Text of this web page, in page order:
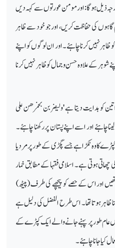
ذیل ہوگا: اور مومن عورتوں سے کہہ دیں
گاہوں کی حفاظت کریں، اور جو خود سے ظاہر
نہیں کرنا چاہئے۔ اور ان لوگوں کو اپنے
شوہر کے علاوہ حسن وجمال کو ظاہر نہیں کرنا
کو ہدایت دیتا ہے 'ولیضربن بخمرھن علی
چاہئے اور اسے اپنے پستان پر رکھنا چاہئے۔
کا وہ ٹکڑا ہے جسے پگڑی کے طور پر مرد یا
ہوتی ہے۔ اسلامی فقہا کے مطابق خمار
اور اس کے حصے کو پیچھے کی طرف (پیٹھ)
ظاہر ہوتا تھا۔ اس طرح الفضل کی دلیل ہے
عام طور پر پہنے جانے والے ایک کپڑے کے
کیا جانا چاہئے۔